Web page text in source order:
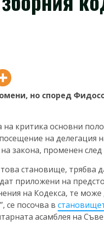
но според
критика основни
на делегация
закона, променен
становище,
приложени на
на Кодекса, те
се посочва в
асамблея на